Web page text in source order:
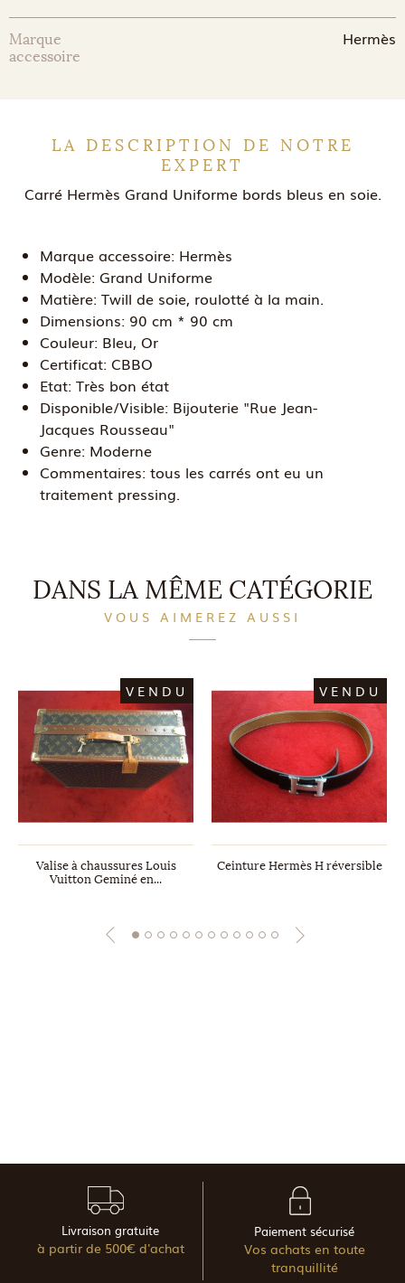
Marque
accessoire
Hermès
LA DESCRIPTION DE NOTRE
EXPERT
Carré Hermès Grand Uniforme bords bleus en soie.
Marque accessoire: Hermès
Modèle: Grand Uniforme
Matière: Twill de soie, roulotté à la main.
Dimensions: 90 cm * 90 cm
Couleur: Bleu, Or
Certificat: CBBO
Etat: Très bon état
Disponible/Visible: Bijouterie "Rue Jean-
Jacques Rousseau"
Genre: Moderne
Commentaires: tous les carrés ont eu un
traitement pressing.
DANS LA MÊME CATÉGORIE
VOUS AIMEREZ AUSSI
VENDU
Valise à chaussures Louis
Vuitton Geminé en...
VENDU
Ceinture Hermès H réversible
Livraison gratuite
à partir de 500€ d'achat
Paiement sécurisé
Vos achats en toute
tranquillité